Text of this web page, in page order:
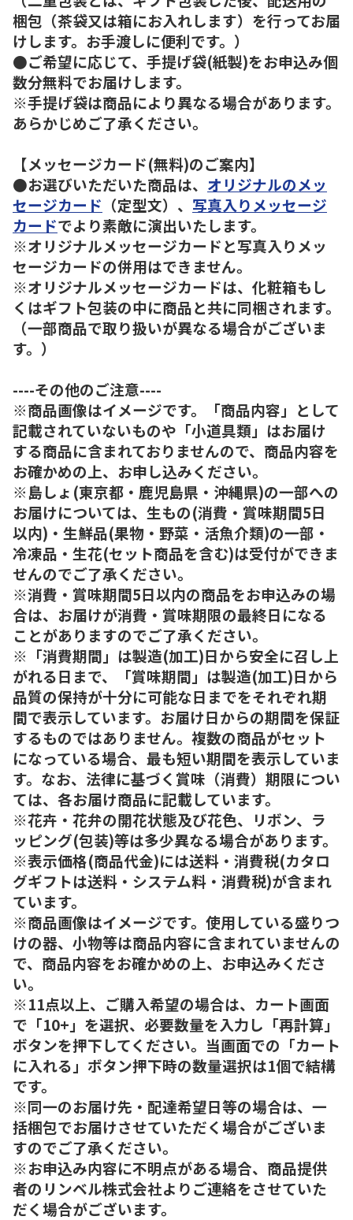
梱包（茶袋又は箱にお入れします）を行ってお届
けします。お手渡しに便利です。）
●ご希望に応じて、手提げ袋(紙製)をお申込み個
数分無料でお届けします。
※手提げ袋は商品により異なる場合があります。
あらかじめご了承ください。
【メッセージカード(無料)のご案内】
●お選びいただいた商品は、 オリジナルのメッ
セージカード （定型文）、 写真入りメッセージ
カードでより素敵に演出いたします。
※オリジナルメッセージカードと写真入りメッ
セージカードの併用はできません。
※オリジナルメッセージカードは、化粧箱もし
くはギフト包装の中に商品と共に同梱されます。
（一部商品で取り扱いが異なる場合がございま
す。）
----その他のご注意----
※商品画像はイメージです。「商品内容」として
記載されていないものや「小道具類」はお届け
する商品に含まれておりませんので、商品内容を
お確かめの上、お申し込みください。
※島しょ(東京都・鹿児島県・沖縄県)の一部への
お届けについては、生もの(消費・賞味期間5日
以内)・生鮮品(果物・野菜・活魚介類)の一部・
冷凍品・生花(セット商品を含む)は受付ができま
せんのでご了承ください。
※消費・賞味期間5日以内の商品をお申込みの場
合は、お届けが消費・賞味期限の最終日になる
ことがありますのでご了承ください。
※「消費期間」は製造(加工)日から安全に召し上
がれる日まで、「賞味期間」は製造(加工)日から
品質の保持が十分に可能な日までをそれぞれ期
間で表示しています。お届け日からの期間を保証
するものではありません。複数の商品がセット
になっている場合、最も短い期間を表示していま
す。なお、法律に基づく賞味（消費）期限につい
ては、各お届け商品に記載しています。
※花卉・花弁の開花状態及び花色、リボン、ラ
ッピング(包装)等は多少異なる場合があります。
※表示価格(商品代金)には送料・消費税(カタロ
グギフトは送料・システム料・消費税)が含まれ
ています。
※商品画像はイメージです。使用している盛りつ
けの器、小物等は商品内容に含まれていませんの
で、商品内容をお確かめの上、お申込みくださ
い。
※11点以上、ご購入希望の場合は、カート画面
で「10+」を選択、必要数量を入力し「再計算」
ボタンを押下してください。当画面での「カート
に入れる」ボタン押下時の数量選択は1個で結構
です。
※同一のお届け先・配達希望日等の場合は、一
括梱包でお届けさせていただく場合がございま
すのでご了承ください。
※お申込み内容に不明点がある場合、商品提供
者のリンベル株式会社よりご連絡をさせていた
だく場合がございます。